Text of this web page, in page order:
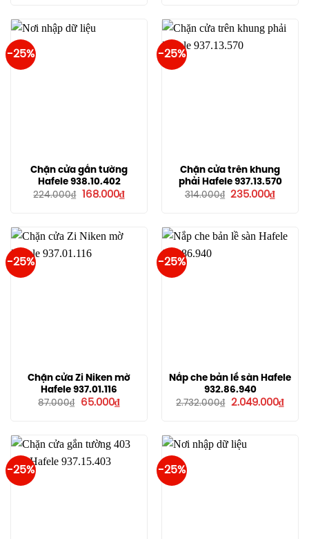
341.000₫.
-25%
Chặn cửa gắn tường
Hafele 938.10.402
224.000₫
Giá
168.000₫Giá
hiện
168.000₫.
-25%
Chặn cửa trên khung
phải Hafele 937.13.570
314.000₫
Giá
235.000₫Giá
hiện
-25%
Chặn cửa Zi Niken mờ
Hafele 937.01.116
87.000₫
Giá
65.000₫Giá
hiện
-25%
Nắp che bản lề sàn Hafele
932.86.940
2.732.000₫
Giá
2.049.000₫Giá
hiện
-25% -25%